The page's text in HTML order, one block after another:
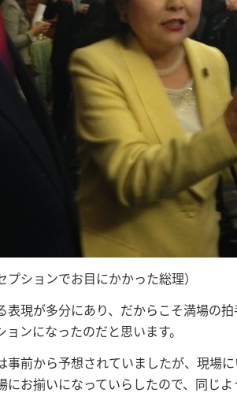
プションでお目にかかった総理）
表現が多分にあり、だからこそ満場の
ンになったのだと思います。
事前から予想されていましたが、現場
お揃いになっていらしたので、同じよ